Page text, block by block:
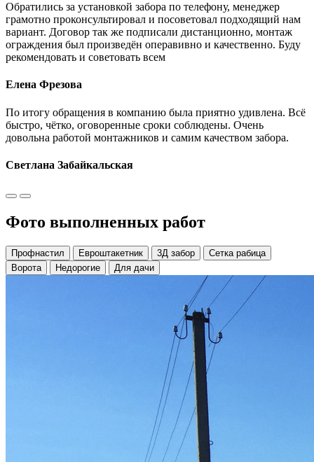
Обратились за установкой забора по телефону, менеджер
грамотно проконсультировал и посоветовал подходящий нам
вариант. Договор так же подписали дистанционно, монтаж
ограждения был произведён операвивно и качественно. Буду
рекомендовать и советовать всем
Елена Фрезова
По итогу обращения в компанию была приятно удивлена. Всё
быстро, чётко, оговоренные сроки соблюдены. Очень
довольна работой монтажников и самим качеством забора.
Светлана Забайкальская
Фото выполненных работ
Профнастил Евроштакетник 3Д забор
Сетка рабица
Ворота
Недорогие Для дачи